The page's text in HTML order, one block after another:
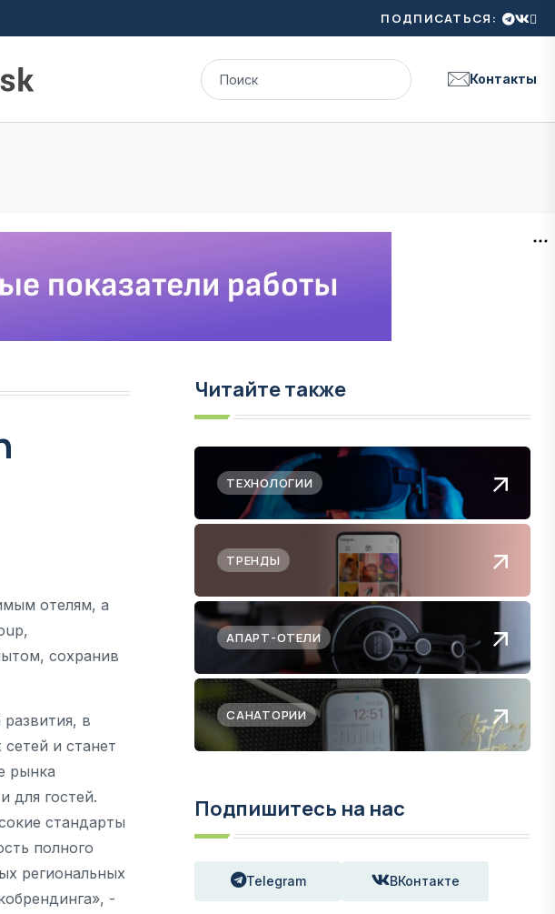
ПОДПИСАТЬСЯ:
Контакты
отелям, а
сохранив
в
и станет
рынка
для гостей.
стандарты
полного
региональных
-
Читайте также
ТЕХНОЛОГИИ
ТРЕНДЫ
АПАРТ-ОТЕЛИ
САНАТОРИИ
Подпишитесь на нас
Telegram ВКонтакте